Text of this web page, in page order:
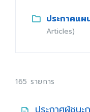
ประกาศแ
Articles)
165 รายการ